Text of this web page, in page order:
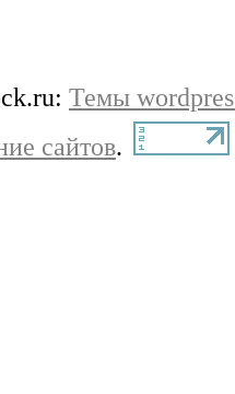
Темы
сайтов.